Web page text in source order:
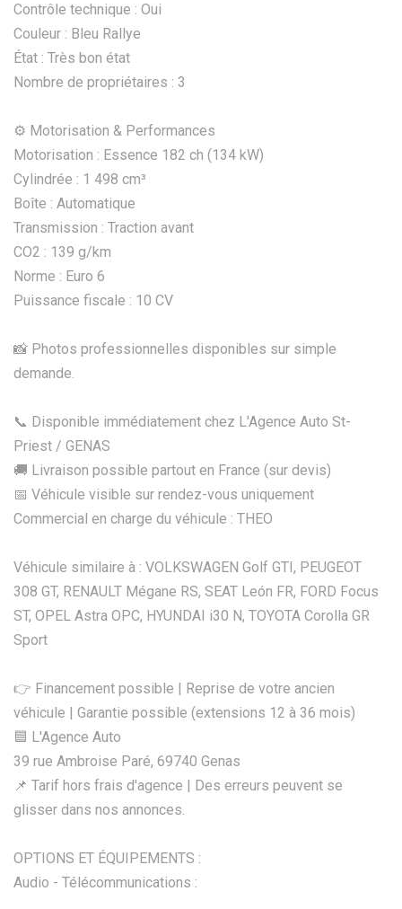
Contrôle technique : Oui
Couleur : Bleu Rallye
État : Très bon état
Nombre de propriétaires : 3
⚙️ Motorisation & Performances
Motorisation : Essence 182 ch (134 kW)
Cylindrée : 1 498 cm³
Boîte : Automatique
Transmission : Traction avant
CO2 : 139 g/km
Norme : Euro 6
Puissance fiscale : 10 CV
📸 Photos professionnelles disponibles sur simple
demande.
📞 Disponible immédiatement chez L'Agence Auto St-
Priest / GENAS
🚚 Livraison possible partout en France (sur devis)
📅 Véhicule visible sur rendez-vous uniquement
Commercial en charge du véhicule : THEO
Véhicule similaire à : VOLKSWAGEN Golf GTI, PEUGEOT
308 GT, RENAULT Mégane RS, SEAT León FR, FORD Focus
ST, OPEL Astra OPC, HYUNDAI i30 N, TOYOTA Corolla GR
Sport
👉 Financement possible | Reprise de votre ancien
véhicule | Garantie possible (extensions 12 à 36 mois)
🟦 L'Agence Auto
39 rue Ambroise Paré, 69740 Genas
📌 Tarif hors frais d'agence | Des erreurs peuvent se
glisser dans nos annonces.
OPTIONS ET ÉQUIPEMENTS :
Audio - Télécommunications :